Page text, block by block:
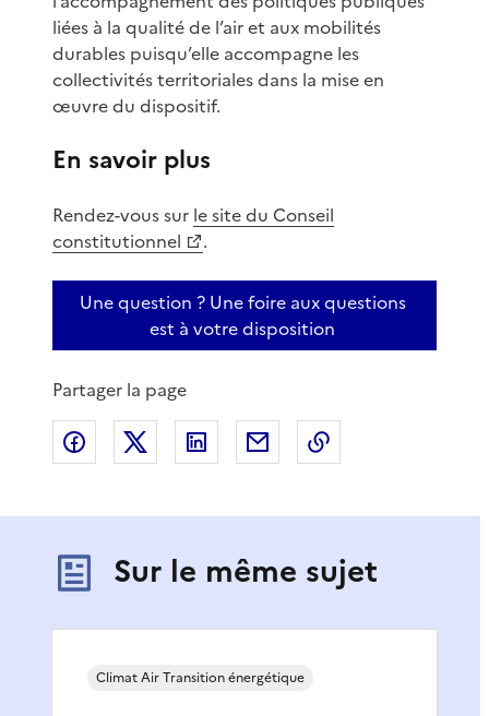
liées à la qualité de l’air et aux mobilités
durables puisqu’elle accompagne les
collectivités territoriales dans la mise en
œuvre du dispositif.
En savoir plus
Rendez-vous sur le site du Conseil
constitutionnel
.
Une question ? Une foire aux questions
est à votre disposition
Partager la page
Partager sur Facebook
Partager sur XPartager sur LinkedIn
Partager par email
Sur le même sujet
Climat Air Transition énergétique